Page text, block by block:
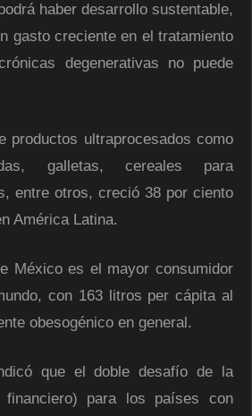
haber desarrollo sustentable,
gasto creciente en el tratamiento
degenerativas no puede
productos ultraprocesados como
galletas, cereales para
entre otros, creció 38 por ciento
América Latina.
México es el mayor consumidor
con 163 litros per cápita al
obesogénico en general.
que el doble desafío de la
para los países con